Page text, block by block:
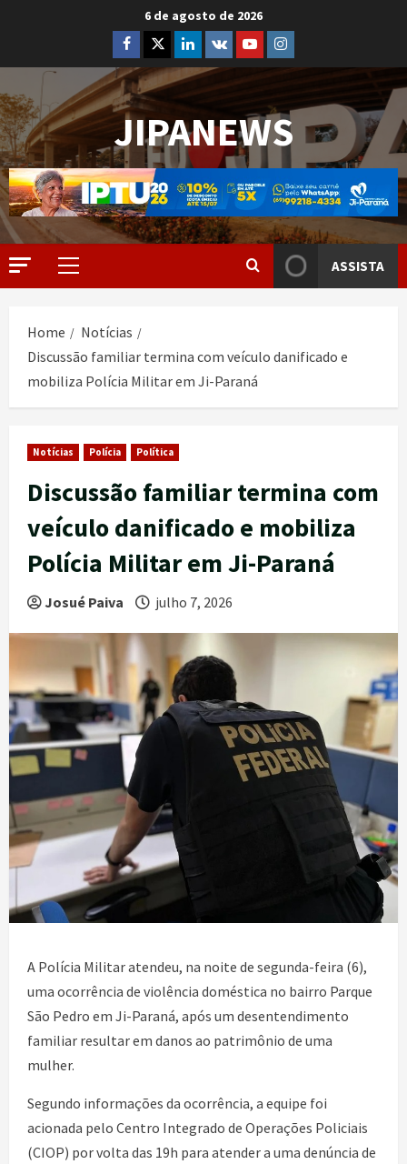
6 de agosto de 2026
JIPANEWS
ASSISTA
Home
Notícias
Discussão familiar termina com veículo danificado e
mobiliza Polícia Militar em Ji-Paraná
Notícias Polícia Política
Discussão familiar termina com
veículo danificado e mobiliza
Polícia Militar em Ji-Paraná
Josué Paiva julho 7, 2026
A Polícia Militar atendeu, na noite de segunda-feira (6),
uma ocorrência de violência doméstica no bairro Parque
São Pedro em Ji-Paraná, após um desentendimento
familiar resultar em danos ao patrimônio de uma
mulher.
Segundo informações da ocorrência, a equipe foi
acionada pelo Centro Integrado de Operações Policiais
(CIOP) por volta das 19h para atender a uma denúncia de